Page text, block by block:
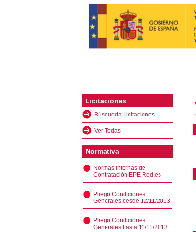
Licitaciones
Búsqueda Licitaciones
Ver Todas
Normativa
Normas Internas de
Contratación EPE Red.es
Pliego Condiciones
Generales desde 12/11/2013
Pliego Condiciones
Generales hasta 11/11/2013